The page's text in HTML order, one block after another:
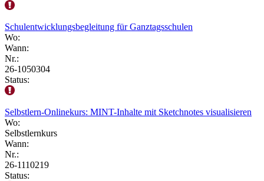
Schulentwicklungsbegleitung für Ganztagsschulen
Wo:
Wann:
Nr.:
26-1050304
Status:
Selbstlern-Onlinekurs: MINT-Inhalte mit Sketchnotes visualisieren
Wo:
Selbstlernkurs
Wann:
Nr.:
26-1110219
Status: